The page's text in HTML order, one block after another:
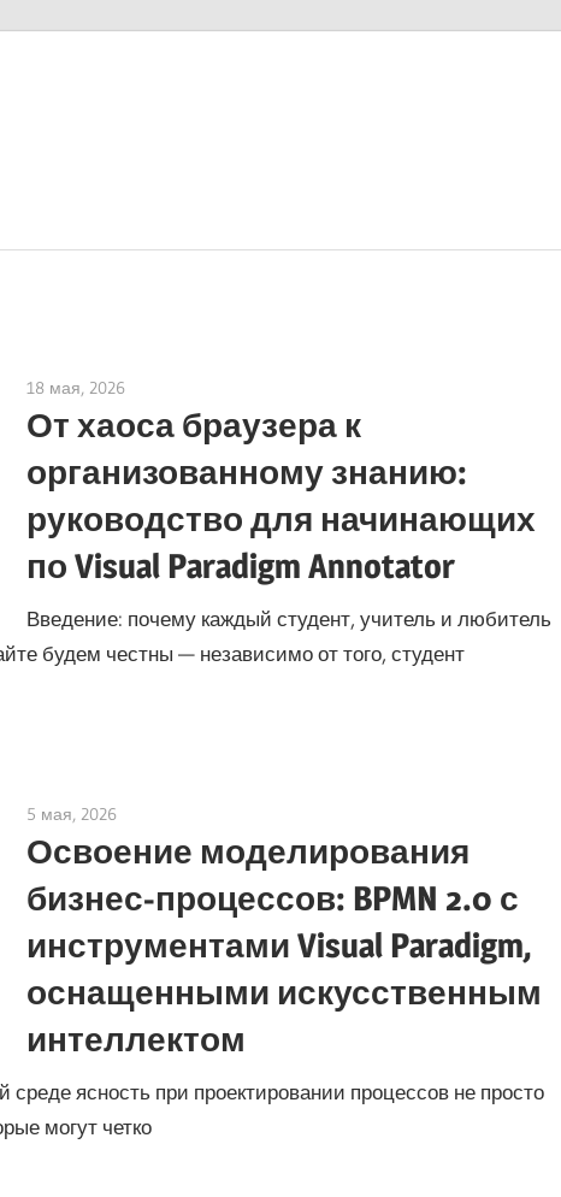
18 мая, 2026
От хаоса браузера к
организованному знанию:
руководство для начинающих
по Visual Paradigm Annotator
Введение: почему каждый студент, учитель и любитель
будем честны — независимо от того, студент
5 мая, 2026
Освоение моделирования
бизнес-процессов: BPMN 2.0 с
инструментами Visual Paradigm,
оснащенными искусственным
интеллектом
ясность при проектировании процессов не просто
могут четко